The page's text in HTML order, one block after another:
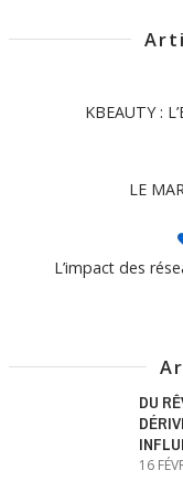
KBEAUTY :
LE
L’impact des
DU
16